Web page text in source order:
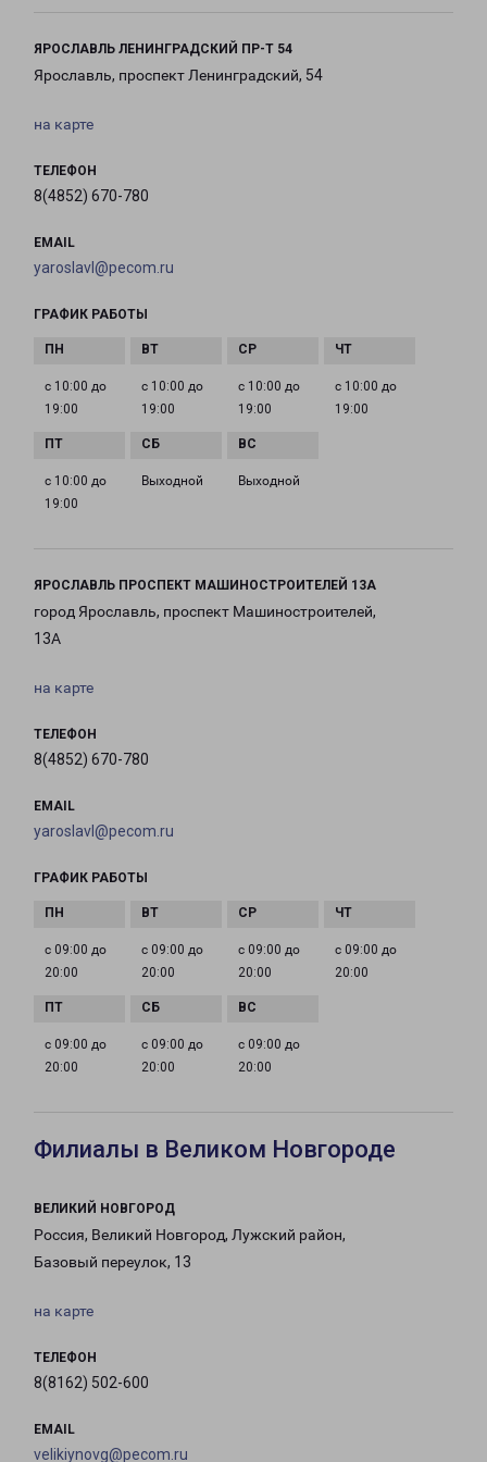
ЯРОСЛАВЛЬ ЛЕНИНГРАДСКИЙ ПР-Т 54
Ярославль, проспект Ленинградский, 54
на карте
ТЕЛЕФОН
8(4852) 670-780
EMAIL
yaroslavl@pecom.ru
ГРАФИК РАБОТЫ
с 10:00 до
19:00
с 10:00 до
19:00
с 10:00 до
19:00
с 10:00 до
19:00
с 10:00 до
19:00
Выходной Выходной
ЯРОСЛАВЛЬ ПРОСПЕКТ МАШИНОСТРОИТЕЛЕЙ 13А
город Ярославль, проспект Машиностроителей,
13А
на карте
ТЕЛЕФОН
8(4852) 670-780
EMAIL
yaroslavl@pecom.ru
ГРАФИК РАБОТЫ
с 09:00 до
20:00
с 09:00 до
20:00
с 09:00 до
20:00
с 09:00 до
20:00
с 09:00 до
20:00
с 09:00 до
20:00
с 09:00 до
20:00
Филиалы в Великом Новгороде
ВЕЛИКИЙ НОВГОРОД
Россия, Великий Новгород, Лужский район,
Базовый переулок, 13
на карте
ТЕЛЕФОН
8(8162) 502-600
EMAIL
velikiynovg@pecom.ru